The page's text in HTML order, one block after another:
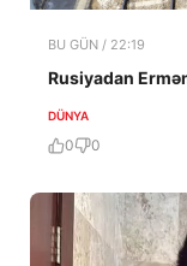
BU GÜN / 22:19
Rusiyadan
DÜNYA
0 0